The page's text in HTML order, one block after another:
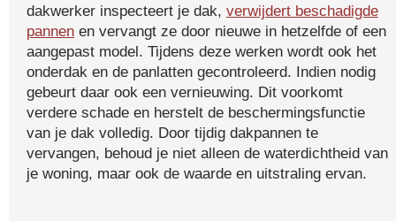
dakwerker inspecteert je dak, verwijdert beschadigde
pannen en vervangt ze door nieuwe in hetzelfde of een
aangepast model. Tijdens deze werken wordt ook het
onderdak en de panlatten gecontroleerd. Indien nodig
gebeurt daar ook een vernieuwing. Dit voorkomt
verdere schade en herstelt de beschermingsfunctie
van je dak volledig. Door tijdig dakpannen te
vervangen, behoud je niet alleen de waterdichtheid van
je woning, maar ook de waarde en uitstraling ervan.